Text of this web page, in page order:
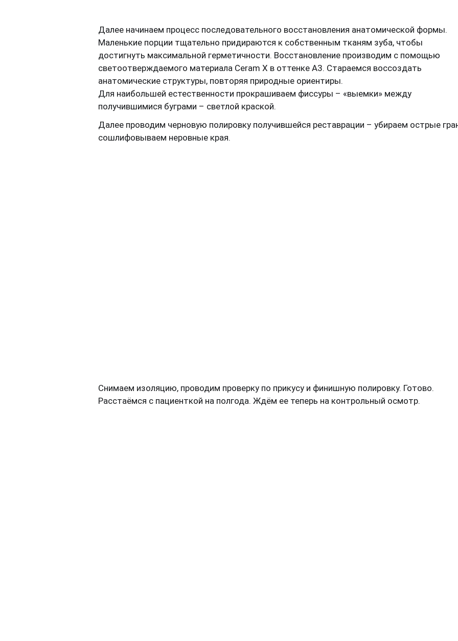
Далее начинаем процесс последовательного восстановления анатомической формы.
Маленькие порции тщательно придираются к собственным тканям зуба, чтобы
достигнуть максимальной герметичности. Восстановление производим с помощью
светоотверждаемого материала Ceram X в оттенке А3. Стараемся воссоздать
анатомические структуры, повторяя природные ориентиры.
Для наибольшей естественности прокрашиваем фиссуры – «выемки» между
получившимися буграми – светлой краской.
Далее проводим черновую полировку получившейся реставрации – убираем острые
сошлифовываем неровные края.
Снимаем изоляцию, проводим проверку по прикусу и финишную полировку. Готово.
Расстаёмся с пациенткой на полгода. Ждём ее теперь на контрольный осмотр.